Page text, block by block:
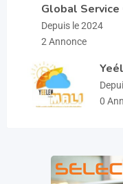
Global
Depuis le 2024
2 Annonce
0